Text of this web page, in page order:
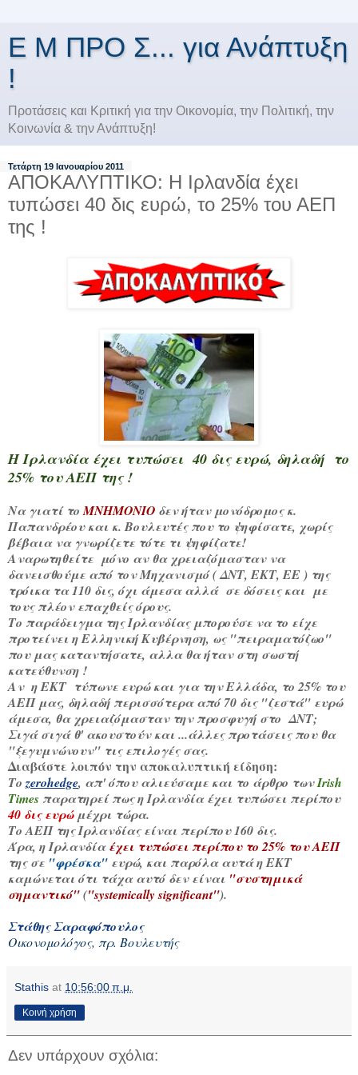
Ε Μ ΠΡΟ Σ... για Ανάπτυξη
!
Προτάσεις και Κριτική για την Οικονομία, την Πολιτική, την
Κοινωνία & την Ανάπτυξη!
Τετάρτη 19 Ιανουαρίου 2011
ΑΠΟΚΑΛΥΠΤΙΚΟ: Η Ιρλανδία έχει
τυπώσει 40 δις ευρώ, το 25% του ΑΕΠ
της !
Η Ιρλανδία έχει τυπώσει 40 δις ευρώ, δηλαδή το
25% του ΑΕΠ της !
Να γιατί τοΜΝΗΜΟΝΙΟ δεν ήταν μονόδρομος κ.
Παπανδρέου και κ. Βουλευτές που το ψηφίσατε, χωρίς
βέβαια να γνωρίζετε τότε τι ψηφίζατε!
Αναρωτηθείτε μόνο αν θα χρειαζόμασταν να
δανεισθούμε από τον Μηχανισμό( ΔΝΤ, ΕΚΤ, ΕΕ ) της
τρόικα τα 110 δις, όχι άμεσα αλλά σε δόσεις και με
τους πλέον επαχθείς όρους.
Το παράδειγμα της Ιρλανδίας μπορούσε να το είχε
προτείνει η Ελληνική Κυβέρνηση, ως "πειραματόζωο"
που μας καταντήσατε, αλλα θα ήταν στη σωστή
κατεύθυνση !
Αν η ΕΚΤ τύπωνε ευρώκαι για την Ελλάδα, το 25% του
ΑΕΠ μας, δηλαδή περισσότερα από 70 δις "ζεστά" ευρώ
άμεσα, θα χρειαζόμασταν την προσφυγή στο ΔΝΤ;
Σιγά σιγά θ' ακουστούν και ...άλλες προτάσεις που θα
"ξεγυμνώνουν" τις επιλογές σας.
Διαβάστε λοιπόν την αποκαλυπτική είδηση:
Τοzerohedge, απ' όπου αλιεύσαμε και το άρθρο τωνIrish
Times παρατηρεί πως η Ιρλανδία έχει τυπώσει περίπου
40 δις ευρώμέχρι τώρα.
Το ΑΕΠ της Ιρλανδίας είναι περίπου 160 δις.
Άρα, η Ιρλανδίαέχει τυπώσει περίπου το 25% του ΑΕΠ
της σε "φρέσκα" ευρώ, και παρόλα αυτά η ΕΚΤ
καμώνεται ότι τάχα αυτό δεν είναι "συστημικά
σημαντικό"("systemically significant").
Στάθης Σαραφόπουλος
Οικονομολόγος, πρ. Βουλευτής
Stathis at 10:56:00 π.μ.
Κοινή χρήση
Δεν υπάρχουν σχόλια: